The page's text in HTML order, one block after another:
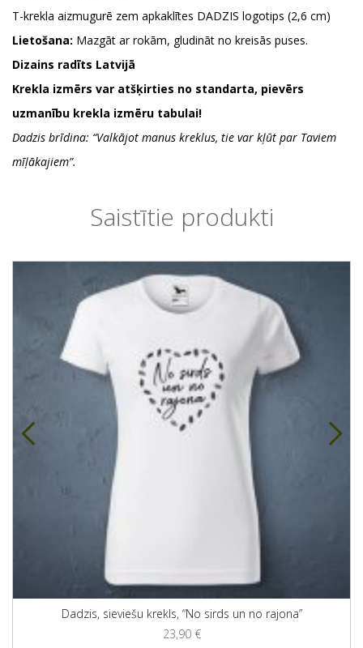
T-krekla aizmugurē zem apkaklītes DADZIS logotips (2,6 cm)
Lietošana: Mazgāt ar rokām, gludināt no kreisās puses.
Dizains radīts Latvijā
Krekla izmērs var atšķirties no standarta, pievērs
uzmanību krekla izmēru tabulai!
Dadzis brīdina: “Valkājot manus kreklus, tie var kļūt par Taviem
mīļākajiem”.
Saistītie produkti
Dadzis, sieviešu krekls, “No sirds un no rajona”
23,90 €